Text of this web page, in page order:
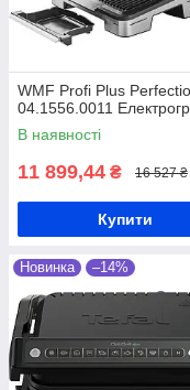
WMF Profi Plus
04.1556.0011
В наявності
11 899,44 ₴ 16 527 ₴
Купити
Новинка –14%